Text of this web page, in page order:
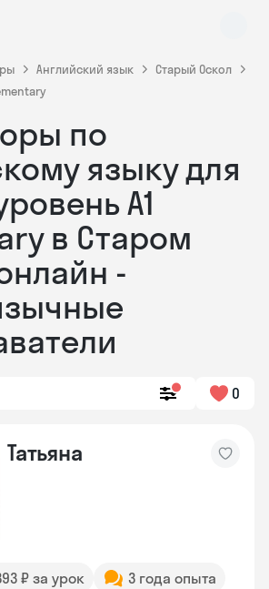
Английский язык
Старый Оскол
по
языку для
А1
в Старом
-
0
Татьяна
₽ за урок
3 года опыта